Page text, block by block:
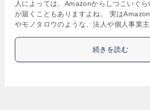
人によっては、Amazonからしつこいぐ
が届くこともありますよね。 実は
やモノタロウのような、法人や個人事業
続きを読む